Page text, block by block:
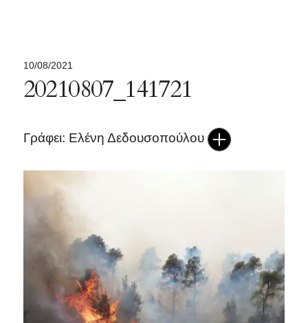
10/08/2021
20210807_141721
Γράφει: Ελένη Δεδουσοπούλου